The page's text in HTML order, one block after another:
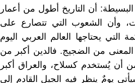
أن التاريخ أطول من أعمار
وأن الشعوب التي تتصارع على
يحتاجها العالم العربي اليوم
من الضجيج. فالدين أكبر من
أن يُستخدم كسلاح، والعراق أكبر
يومٌ ينظر فيه الجيل القادم إلى